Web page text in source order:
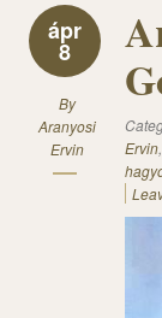
ápr
8
By
Aranyosi
Ervin
Ervin,